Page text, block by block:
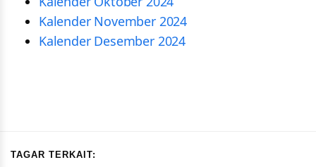
Kalender November 2024
Kalender Desember 2024
TAGAR TERKAIT: